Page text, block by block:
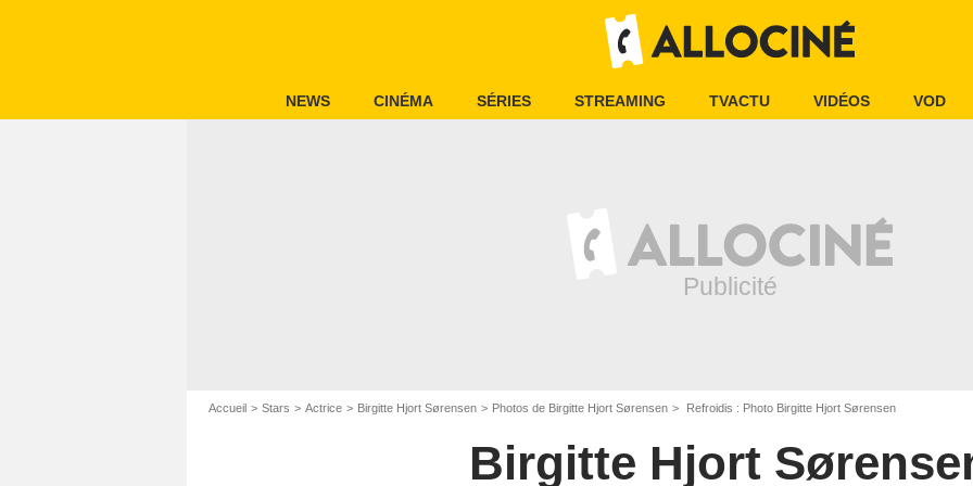
NEWS CINÉMA SÉRIES STREAMING TVACTU VIDÉOS VOD
Accueil Stars Actrice Birgitte Hjort Sørensen Photos de Birgitte Hjort Sørensen Refroidis : Photo Birgitte Hjort Sørensen
Birgitte Hjort